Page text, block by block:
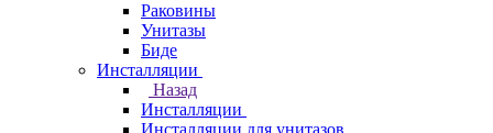
Раковины
Унитазы
Биде
Инсталляции
Назад
Инсталляции
Инсталляции для унитазов